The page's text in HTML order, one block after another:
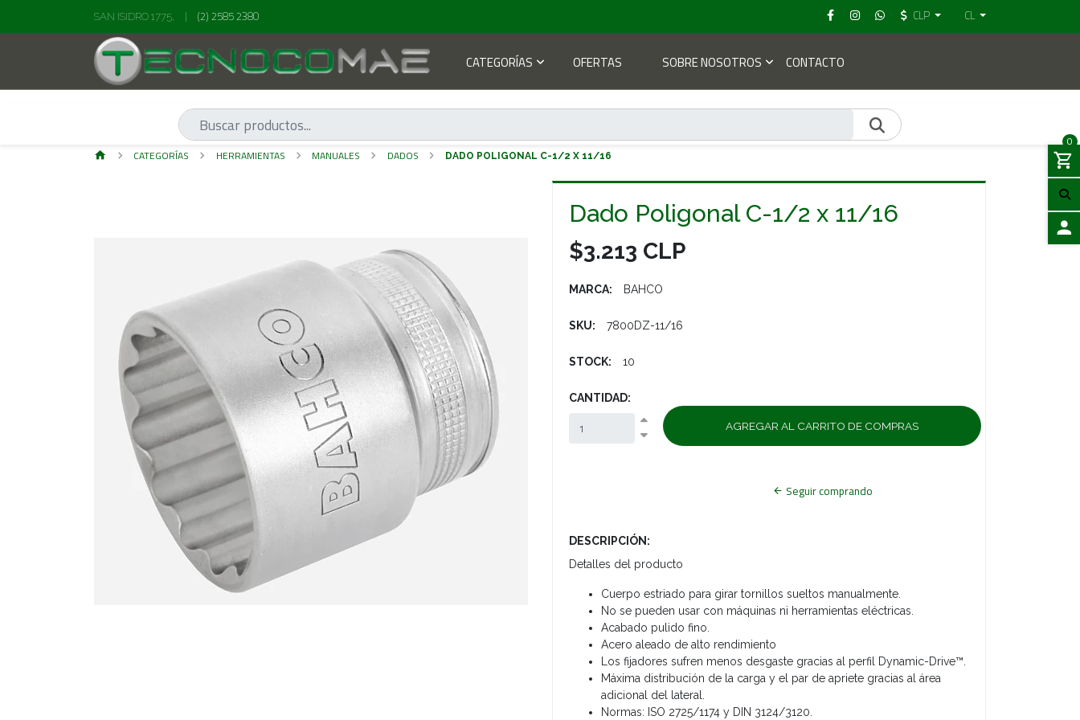
SAN ISIDRO 1775, (2) 2585 2380 CLP CL
CATEGORÍAS OFERTAS SOBRE NOSOTROS CONTACTO
0
CATEGORÍAS HERRAMIENTAS MANUALES DADOS DADO POLIGONAL C-1/2 X 11/16
Dado Poligonal C-1/2 x 11/16
$3.213 CLP
MARCA: BAHCO
SKU: 7800DZ-11/16
STOCK: 10
CANTIDAD:
Seguir comprando
DESCRIPCIÓN:
Detalles del producto
Cuerpo estriado para girar tornillos sueltos manualmente.
No se pueden usar con máquinas ni herramientas eléctricas.
Acabado pulido fino.
Acero aleado de alto rendimiento
Los fijadores sufren menos desgaste gracias al perfil Dynamic-Drive™.
Máxima distribución de la carga y el par de apriete gracias al área
adicional del lateral.
Normas: ISO 2725/1174 y DIN 3124/3120.